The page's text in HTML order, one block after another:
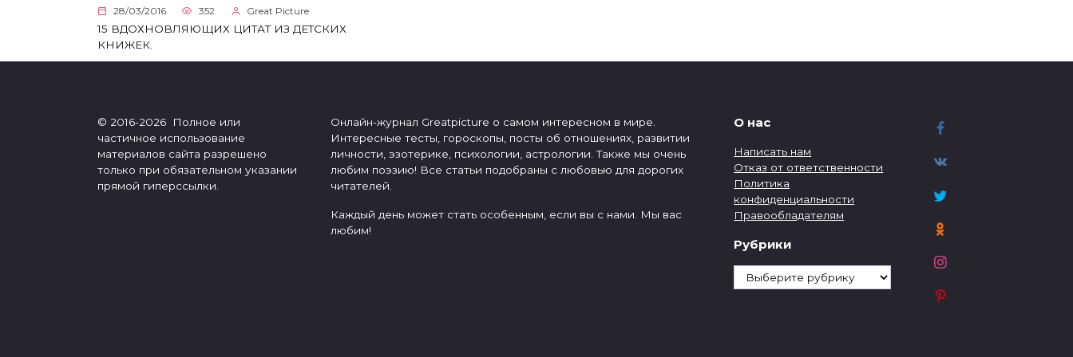
28/03/2016 352 Great Picture
15 ВДОХНОВЛЯЮЩИХ ЦИТАТ ИЗ ДЕТСКИХ
КНИЖЕК.
© 2016-2026 Полное или
частичное использование
материалов сайта разрешено
только при обязательном указании
прямой гиперссылки.
Онлайн-журнал Greatpicture о самом интересном в мире.
Интересные тесты, гороскопы, посты об отношениях, развитии
личности, эзотерике, психологии, астрологии. Также мы очень
любим поэзию! Все статьи подобраны с любовью для дорогих
читателей.
Каждый день может стать особенным, если вы с нами. Мы вас
любим!
О нас
Написать нам
Отказ от ответственности
Политика
конфиденциальности
Правообладателям
Рубрики
Рубрики